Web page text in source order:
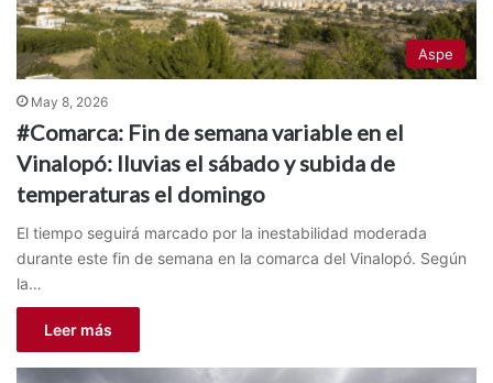
Aspe
May 8, 2026
#Comarca: Fin de semana variable en el
Vinalopó: lluvias el sábado y subida de
temperaturas el domingo
El tiempo seguirá marcado por la inestabilidad moderada
durante este fin de semana en la comarca del Vinalopó. Según
la…
Leer más